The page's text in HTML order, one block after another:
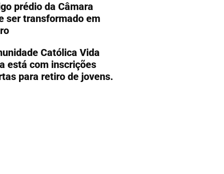
prédio da Câmara
ser transformado em
Católica Vida
está com inscrições
para retiro de jovens.